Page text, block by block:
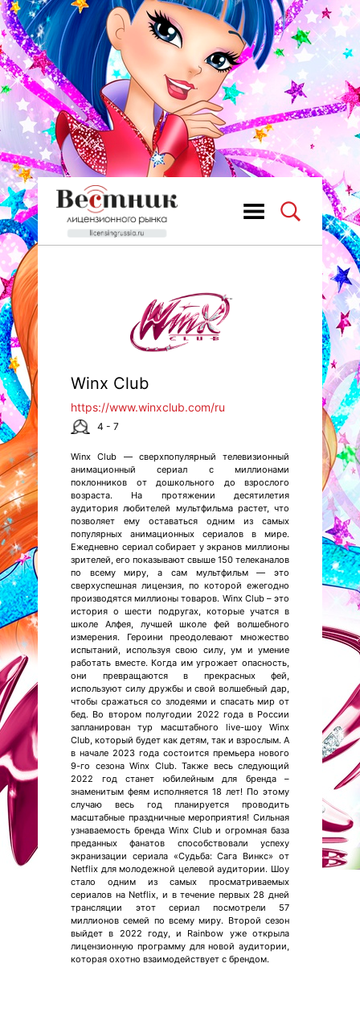
Winx Club
https://www.winxclub.com/ru
4 - 7
Winx Club — сверхпопулярный телевизионный
анимационный сериал с миллионами
поклонников от дошкольного до взрослого
возраста. На протяжении десятилетия
аудитория любителей мультфильма растет, что
позволяет ему оставаться одним из самых
популярных анимационных сериалов в мире.
Ежедневно сериал собирает у экранов миллионы
зрителей, его показывают свыше 150 телеканалов
по всему миру, а сам мультфильм — это
сверхуспешная лицензия, по которой ежегодно
производятся миллионы товаров. Winx Club – это
история о шести подругах, которые учатся в
школе Алфея, лучшей школе фей волшебного
измерения. Героини преодолевают множество
испытаний, используя свою силу, ум и умение
работать вместе. Когда им угрожает опасность,
они превращаются в прекрасных фей,
используют силу дружбы и свой волшебный дар,
чтобы сражаться со злодеями и спасать мир от
бед. Во втором полугодии 2022 года в России
запланирован тур масштабного live-шоу Winx
Club, который будет как детям, так и взрослым. А
в начале 2023 года состоится премьера нового
9-го сезона Winx Club. Также весь следующий
2022 год станет юбилейным для бренда –
знаменитым феям исполняется 18 лет! По этому
случаю весь год планируется проводить
масштабные праздничные мероприятия! Сильная
узнаваемость бренда Winx Club и огромная база
преданных фанатов способствовали успеху
экранизации сериала «Судьба: Сага Винкс» от
Netflix для молодежной целевой аудитории. Шоу
стало одним из самых просматриваемых
сериалов на Netflix, и в течение первых 28 дней
трансляции этот сериал посмотрели 57
миллионов семей по всему миру. Второй сезон
выйдет в 2022 году, и Rainbow уже открыла
лицензионную программу для новой аудитории,
которая охотно взаимодействует с брендом.